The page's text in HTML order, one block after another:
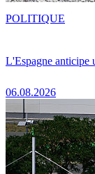
L'Espagne anticipe
06.08.2026
POLITIQUE